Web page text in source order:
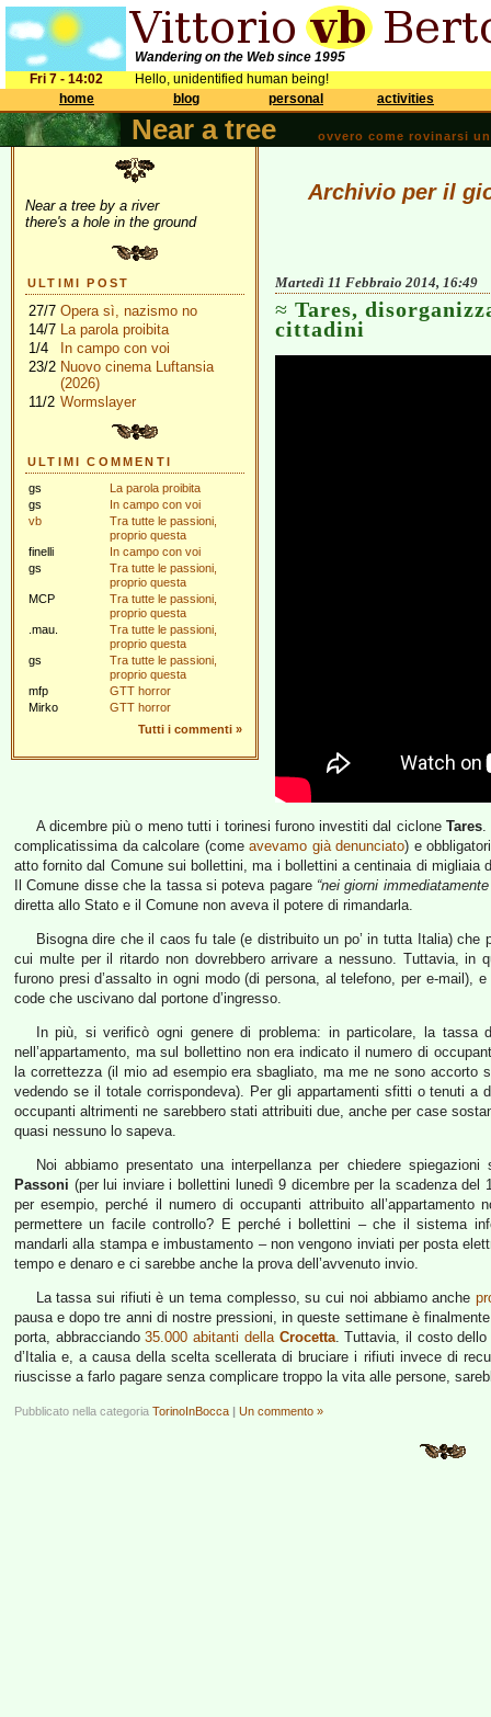
Wandering on the Web since 1995
Fri 7 - 14:02
Hello, unidentified human being!
home
blog personal activities
Near a tree ovvero come rovinarsi
Near a tree by a river
there's a hole in the ground
ULTIMI POST
27/7 Opera sì, nazismo no
14/7 La parola proibita
1/4
In campo con voi
23/2 Nuovo cinema Luftansia
(2026)
11/2 Wormslayer
ULTIMI COMMENTI
gs
La parola proibita
gs
In campo con voi
vb
Tra tutte le passioni,
proprio questa
finelli
In campo con voi
gs
Tra tutte le passioni,
proprio questa
MCP
Tra tutte le passioni,
proprio questa
.mau.
Tra tutte le passioni,
proprio questa
gs
Tra tutte le passioni,
proprio questa
mfp
GTT horror
Mirko
GTT horror
Tutti i commenti »
Archivio per il
Martedì 11 Febbraio 2014, 16:49
Tares,
cittadini
A dicembre più o meno tutti i torinesi furono investiti dal cicloneTares.
complicatissima da calcolare (comeavevamo già denunciato) e
atto fornito dal Comune sui bollettini, ma i bollettini a centinaia di migliaia
Il Comune disse che la tassa si poteva pagare“nei giorni
diretta allo Stato e il Comune non aveva il potere di rimandarla.
Bisogna dire che il caos fu tale (e distribuito un po’ in tutta Italia)
cui multe per il ritardo non dovrebbero arrivare a nessuno. Tuttavia,
furono presi d’assalto in ogni modo (di persona, al telefono, per e-mail),
code che uscivano dal portone d’ingresso.
In più, si verificò ogni genere di problema: in particolare, la tassa
nell’appartamento, ma sul bollettino non era indicato il numero di
la correttezza (il mio ad esempio era sbagliato, ma me ne sono
vedendo se il totale corrispondeva). Per gli appartamenti sfitti o tenuti a
occupanti altrimenti ne sarebbero stati attribuiti due, anche per case
quasi nessuno lo sapeva.
Noi abbiamo presentato una interpellanza per chiedere
Passoni (per lui inviare i bollettini lunedì 9 dicembre per la scadenza
per esempio, perché il numero di occupanti attribuito
permettere un facile controllo? E perché i bollettini – che il sistema
mandarli alla stampa e imbustamento – non vengono inviati per posta
tempo e denaro e ci sarebbe anche la prova dell’avvenuto invio.
La tassa sui rifiuti è un tema complesso, su cui noi abbiamo anche
pausa e dopo tre anni di nostre pressioni, in queste settimane è
porta, abbracciando35.000 abitanti della Crocetta. Tuttavia, il costo
d’Italia e, a causa della scelta scellerata di bruciare i rifiuti invece di
riuscisse a farlo pagare senza complicare troppo la vita alle persone,
Pubblicato nella categoria TorinoInBocca | Un commento »